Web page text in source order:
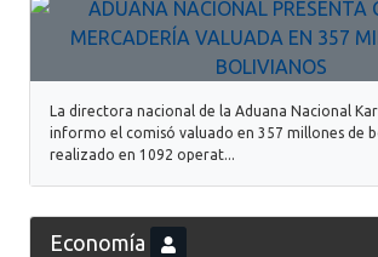
La directora nacional de la Aduana Nacional
informo el comisó valuado en 357 millones de
realizado en 1092 operat...
Economía